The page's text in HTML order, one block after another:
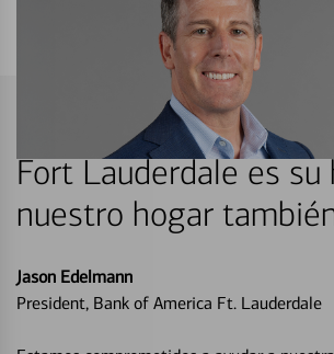
Fort Lauderdale es su
nuestro hogar
Jason Edelmann
President, Bank of America Ft. Lauderdale